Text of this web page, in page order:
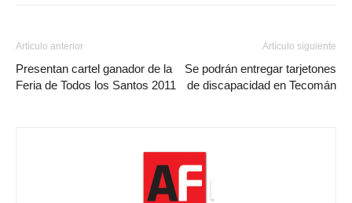
Artículo anterior
Presentan cartel ganador de la
Feria de Todos los Santos 2011
Artículo siguiente
Se podrán entregar tarjetones
de discapacidad en Tecomán